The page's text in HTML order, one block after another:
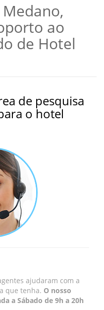
ao
de Hotel
de pesquisa
o hotel
ajudaram com a
que tenha. O nosso
a Sábado de 9h a 20h